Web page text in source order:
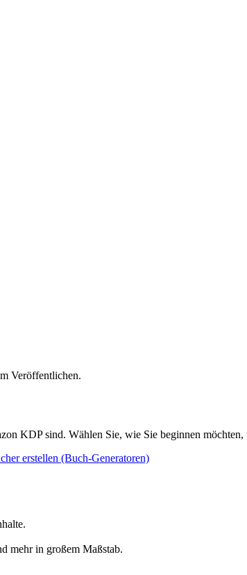
Veröffentlichen.
KDP sind. Wählen Sie, wie Sie beginnen
erstellen (Buch-Generatoren)
mehr in großem Maßstab.